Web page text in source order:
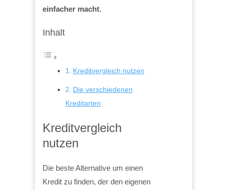
einfacher macht.
Inhalt
Kreditvergleich nutzen
Die verschiedenen
Kreditarten
Kreditvergleich
nutzen
Die beste Alternative um einen
Kredit zu finden, der den eigenen